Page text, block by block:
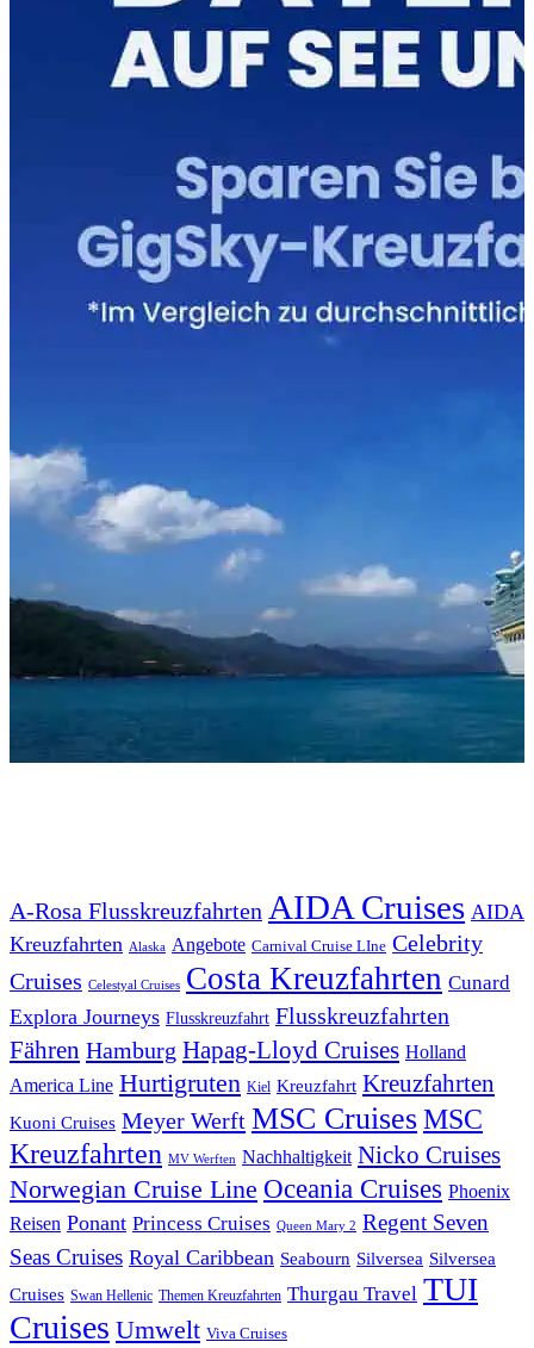
A-Rosa Flusskreuzfahrten AIDA Cruises AIDA
Kreuzfahrten Alaska Angebote Carnival Cruise LIne Celebrity
Cruises Celestyal Cruises Costa Kreuzfahrten Cunard
Explora Journeys Flusskreuzfahrt Flusskreuzfahrten
Fähren Hamburg Hapag-Lloyd Cruises Holland
America Line Hurtigruten Kiel Kreuzfahrt Kreuzfahrten
Kuoni Cruises Meyer Werft MSC CruisesMSC
Kreuzfahrten MV Werften Nachhaltigkeit Nicko Cruises
Norwegian Cruise Line Oceania Cruises Phoenix
Reisen Ponant Princess Cruises Queen Mary 2 Regent Seven
Seas Cruises Royal Caribbean Seabourn Silversea Silversea
Cruises Swan Hellenic Themen Kreuzfahrten Thurgau Travel TUI
Cruises Umwelt Viva Cruises